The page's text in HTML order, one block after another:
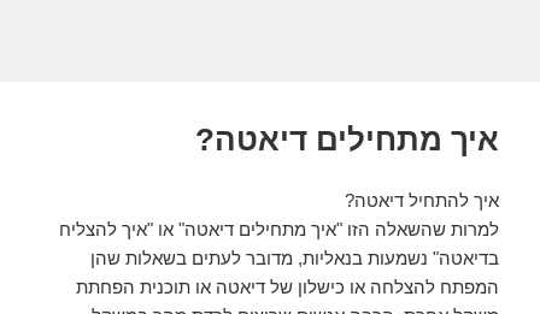
איך מתחילים דיאטה?
איך להתחיל דיאטה?
למרות שהשאלה הזו "איך מתחילים דיאטה" או "איך להצליח
בדיאטה" נשמעות בנאליות, מדובר לעתים בשאלות שהן
המפתח להצלחה או כישלון של דיאטה או תוכנית הפחתת